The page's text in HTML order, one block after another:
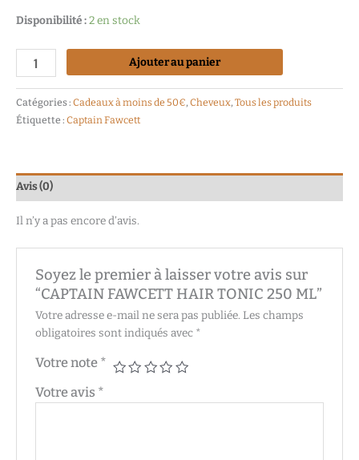
Disponibilité :2 en stock
Ajouter au panier
Catégories : Cadeaux à moins de 50€, Cheveux, Tous les produits
Étiquette : Captain Fawcett
Avis (0)
Il n’y a pas encore d’avis.
Soyez le premier à laisser votre avis sur
“CAPTAIN FAWCETT HAIR TONIC 250 ML”
Votre adresse e-mail ne sera pas publiée. Les champs
obligatoires sont indiqués avec *
Votre note *
Votre avis *